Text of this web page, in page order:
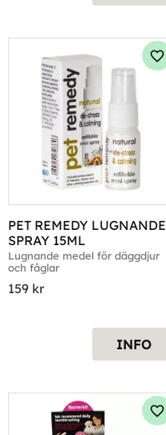
PET REMEDY LUGNANDE
SPRAY 15ML
Lugnande medel för däggdjur
och fåglar
159 kr
INFO